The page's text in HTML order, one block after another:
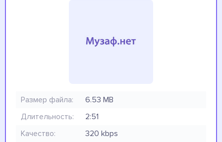
Размер файла:
6.53 MB
Длительность:
2:51
Качество:
320 kbps